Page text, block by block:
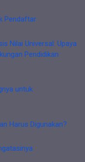
Pendaftar
Nilai Universal: Upaya
Pendidikan
untuk
Harus Digunakan?